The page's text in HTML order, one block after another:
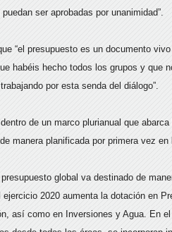
ser aprobadas por unanimidad”.
“el presupuesto es un documento
habéis hecho todos los grupos y que
por esta senda del diálogo”.
de un marco plurianual que
manera planificada por primera vez
global va destinado de
2020 aumenta la dotación en
así como en Inversiones y Agua. En